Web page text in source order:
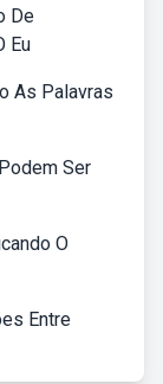
De
Eu
As Palavras
Ser
O
Entre